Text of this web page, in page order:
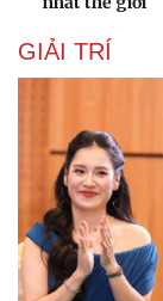
GIẢI TRÍ